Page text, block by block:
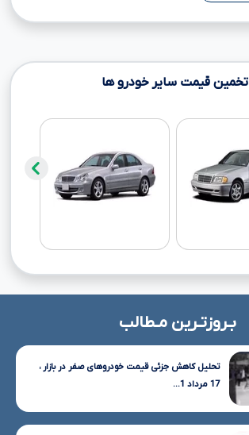
تخمین قیمت سایر خودرو ها
بـروزتـرین مـطالب
تحلیل کاهش جزئی قیمت خودروهای صفر در بازار ،
17 مرداد 1...